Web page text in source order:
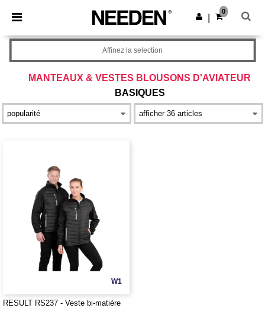
× Appli Needen
Meilleurs prix sur l’app !
Obtenir l'appli
0
MANTEAUX & VESTES BLOUSONS D'AVIATEUR
BASIQUES
Affinez la selection
W1
RESULT RS237 - Veste bi-matière